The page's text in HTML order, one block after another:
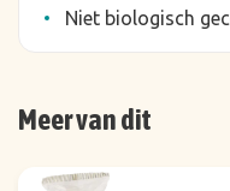
Niet biologisch
Meer van dit